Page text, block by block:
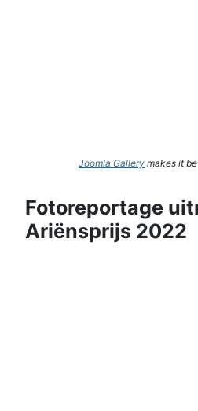
Joomla Gallery makes it
Fotoreportage
Ariënsprijs 2022